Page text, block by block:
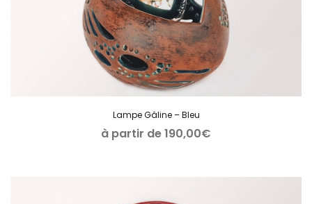
Lampe Gâline – Bleu
à partir de190,00€